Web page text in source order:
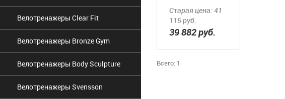
Велотренажеры Clear Fit
Велотренажеры Bronze Gym
Велотренажеры Body Sculpture
Велотренажеры Svensson
Старая цена: 41
115руб.
39 882руб.
Всего: 1